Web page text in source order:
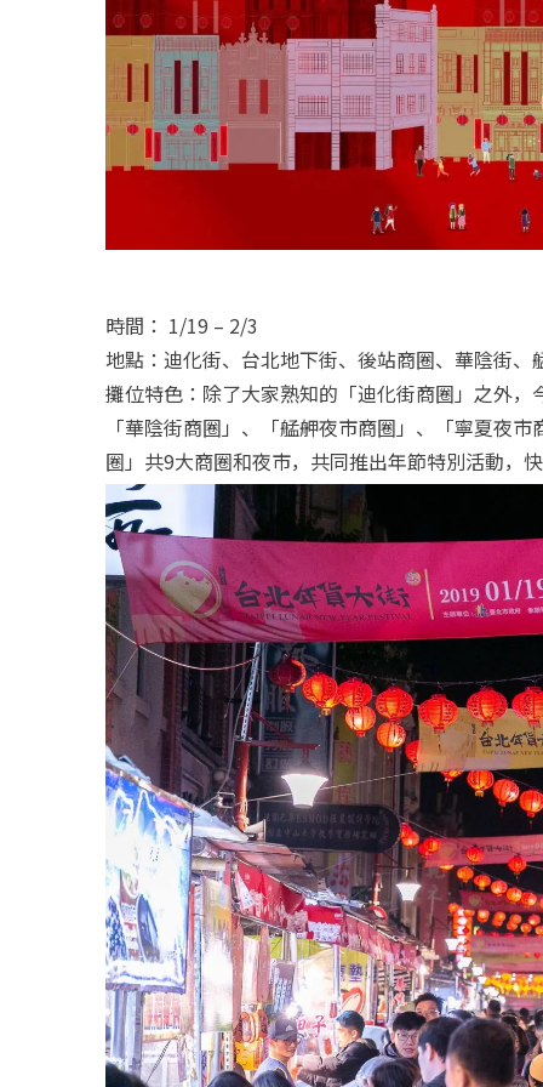
時間： 1/19 – 2/3
地點：迪化街、台北地下街、後站商圈、華陰街
攤位特色：除了大家熟知的「迪化街商圈」之外
「華陰街商圈」、「艋舺夜市商圈」、「寧夏夜
圈」共9大商圈和夜市，共同推出年節特別活動，